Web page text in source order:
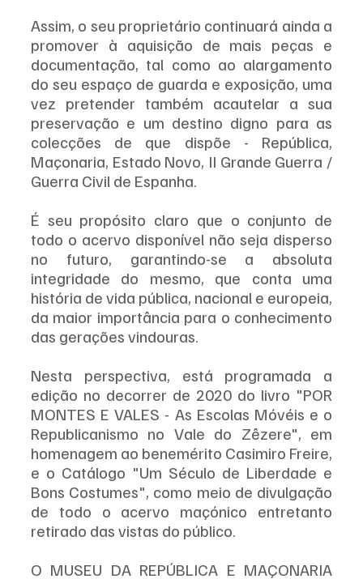
Assim, o seu proprietário continuará ainda a
promover à aquisição de mais peças e
documentação, tal como ao alargamento
do seu espaço de guarda e exposição, uma
vez pretender também acautelar a sua
preservação e um destino digno para as
colecções de que dispõe - República,
Maçonaria, Estado Novo, II Grande Guerra /
Guerra Civil de Espanha.
É seu propósito claro que o conjunto de
todo o acervo disponível não seja disperso
no futuro, garantindo-se a absoluta
integridade do mesmo, que conta uma
história de vida pública, nacional e europeia,
da maior importância para o conhecimento
das gerações vindouras.
Nesta perspectiva, está programada a
edição no decorrer de 2020 do livro "POR
MONTES E VALES - As Escolas Móvéis e o
Republicanismo no Vale do Zêzere", em
homenagem ao benemérito Casimiro Freire,
e o Catálogo "Um Século de Liberdade e
Bons Costumes", como meio de divulgação
de todo o acervo maçónico entretanto
retirado das vistas do público.
O MUSEU DA REPÚBLICA E MAÇONARIA